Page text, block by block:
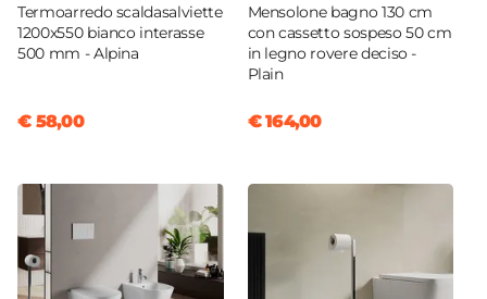
Termoarredo scaldasalviette
1200x550 bianco interasse
500 mm - Alpina
€ 58,00
Mensolone bagno 130 cm
con cassetto sospeso 50 cm
in legno rovere deciso -
Plain
€ 164,00